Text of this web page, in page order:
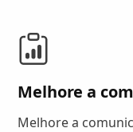
Melhore a
Melhore a